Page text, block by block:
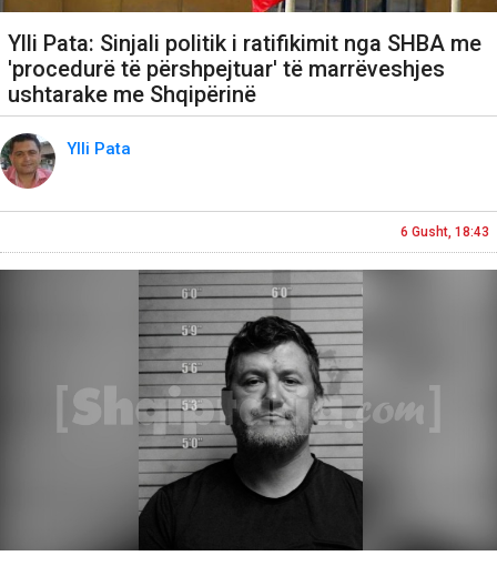
Ylli Pata: Sinjali politik i ratifikimit nga SHBA me
'procedurë të përshpejtuar' të marrëveshjes
ushtarake me Shqipërinë
Ylli Pata
6 Gusht, 18:43